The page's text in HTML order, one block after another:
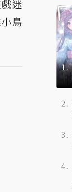
迷
鳥